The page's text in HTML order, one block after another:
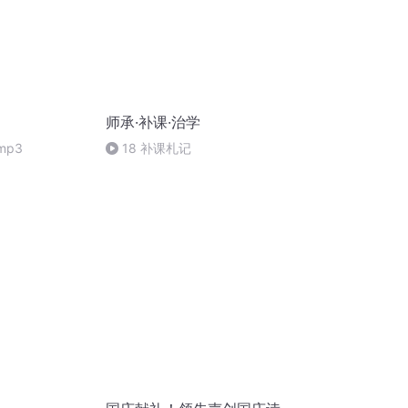
师承·补课·治学
18 补课札记